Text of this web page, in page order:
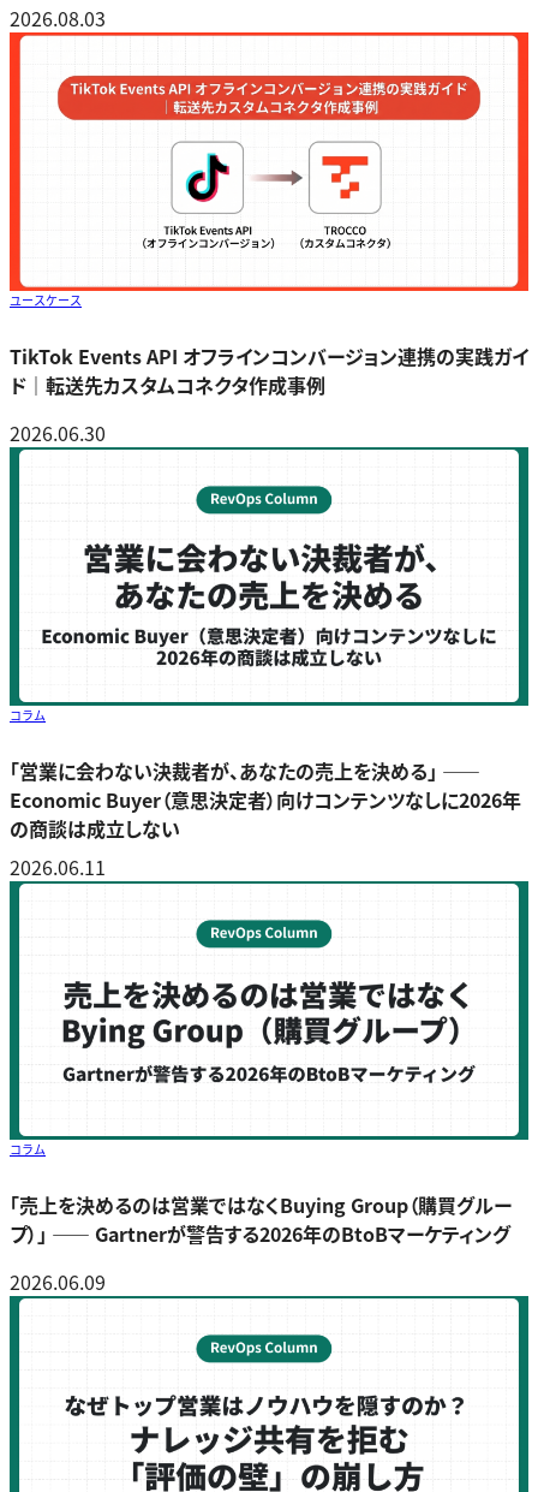
2026.08.03
ユースケース
TikTok Events API オフラインコンバージョン連携の実践ガイ
ド｜転送先カスタムコネクタ作成事例
2026.06.30
コラム
「営業に会わない決裁者が、あなたの売上を決める」 ――
Economic Buyer（意思決定者）向けコンテンツなしに2026年
の商談は成立しない
2026.06.11
コラム
「売上を決めるのは営業ではなくBuying Group（購買グルー
プ）」 ―― Gartnerが警告する2026年のBtoBマーケティング
2026.06.09